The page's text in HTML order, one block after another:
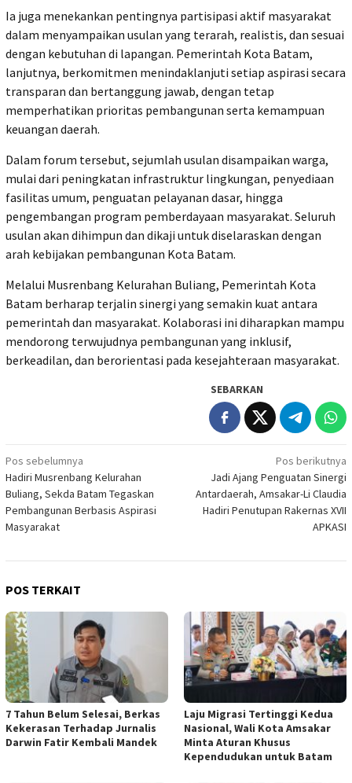
Ia juga menekankan pentingnya partisipasi aktif masyarakat
dalam menyampaikan usulan yang terarah, realistis, dan sesuai
dengan kebutuhan di lapangan. Pemerintah Kota Batam,
lanjutnya, berkomitmen menindaklanjuti setiap aspirasi secara
transparan dan bertanggung jawab, dengan tetap
memperhatikan prioritas pembangunan serta kemampuan
keuangan daerah.
Dalam forum tersebut, sejumlah usulan disampaikan warga,
mulai dari peningkatan infrastruktur lingkungan, penyediaan
fasilitas umum, penguatan pelayanan dasar, hingga
pengembangan program pemberdayaan masyarakat. Seluruh
usulan akan dihimpun dan dikaji untuk diselaraskan dengan
arah kebijakan pembangunan Kota Batam.
Melalui Musrenbang Kelurahan Buliang, Pemerintah Kota
Batam berharap terjalin sinergi yang semakin kuat antara
pemerintah dan masyarakat. Kolaborasi ini diharapkan mampu
mendorong terwujudnya pembangunan yang inklusif,
berkeadilan, dan berorientasi pada kesejahteraan masyarakat.
SEBARKAN
Navigasi
pos
Pos sebelumnya
Hadiri Musrenbang Kelurahan
Buliang, Sekda Batam Tegaskan
Pembangunan Berbasis Aspirasi
Masyarakat
Pos berikutnya
Jadi Ajang Penguatan Sinergi
Antardaerah, Amsakar-Li Claudia
Hadiri Penutupan Rakernas XVII
APKASI
POS TERKAIT
7 Tahun Belum Selesai, Berkas
Kekerasan Terhadap Jurnalis
Darwin Fatir Kembali Mandek
Laju Migrasi Tertinggi Kedua
Nasional, Wali Kota Amsakar
Minta Aturan Khusus
Kependudukan untuk Batam